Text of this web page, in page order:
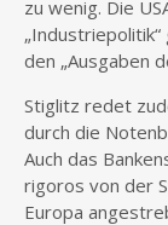
zu wenig. Die
den „Ausgaben
Stiglitz redet
durch die
Auch das
rigoros von der
Europa